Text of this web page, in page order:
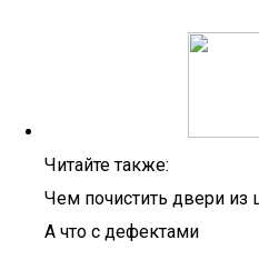
Читайте также:
Чем почистить двери
А что с дефектами